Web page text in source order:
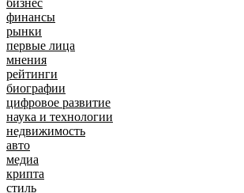
бизнес
финансы
рынки
первые лица
мнения
рейтинги
биографии
цифровое развитие
наука и технологии
недвижимость
авто
медиа
крипта
стиль